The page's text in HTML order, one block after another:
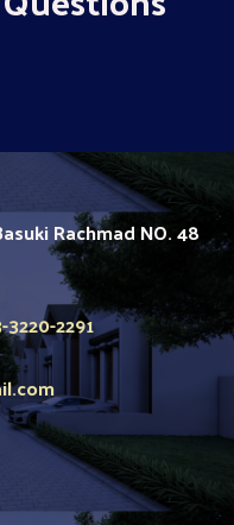
Rachmad NO. 48
3220-2291